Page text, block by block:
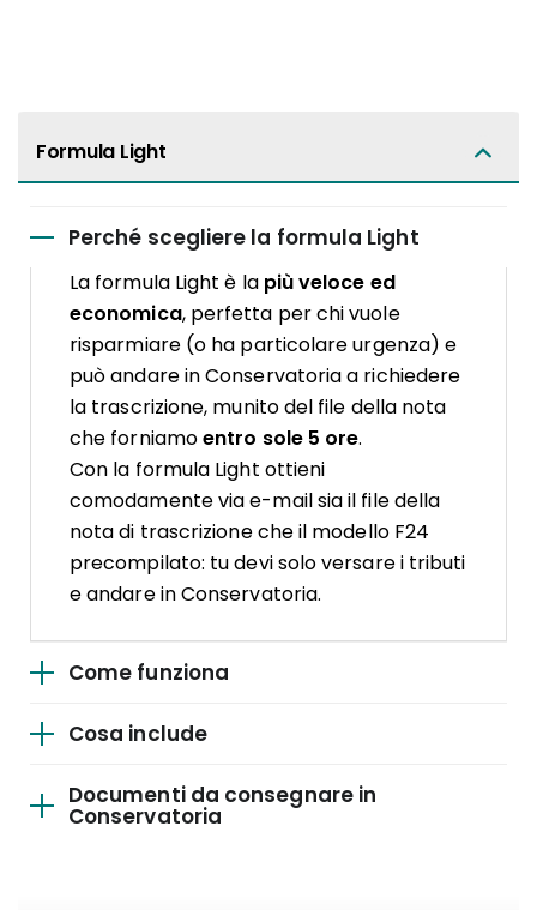
Formula Light
Perché scegliere la formula Light
La formula Light è la più veloce ed
economica, perfetta per chi vuole
risparmiare (o ha particolare urgenza) e
può andare in Conservatoria a richiedere
la trascrizione, munito del file della nota
che forniamoentro sole 5 ore.
Con la formula Light ottieni
comodamente via e-mail sia il file della
nota di trascrizione che il modello F24
precompilato: tu devi solo versare i tributi
e andare in Conservatoria.
Come funziona
Cosa include
Documenti da consegnare in
Conservatoria